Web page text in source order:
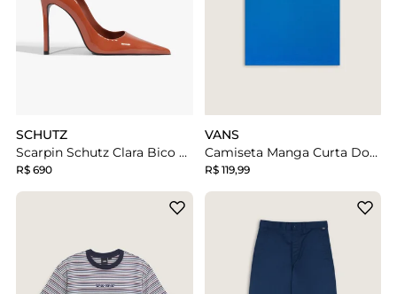
SCHUTZ
Scarpin Schutz Clara Bico Fino Couro Laranja
R$ 690
VANS
Camiseta Manga Curta Double Standard Bright Azure Infantil
R$ 119,99